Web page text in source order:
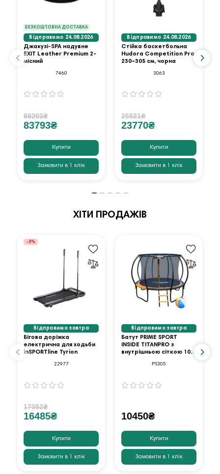
БЕЗКОШТОВНА ДОСТАВКА
Відправимо 24.08.2026
Джакузі-SPA надувне
EXIT Leather Premium 2-
місний
7460
88203₴
83793₴
Купити
Замовити в 1 клік
Відправимо 24.08.2026
Стійка баскетбольна
Hudora Competition Pro
230–305 см, чорна
3063
25021₴
23770₴
Купити
Замовити в 1 клік
ХІТИ ПРОДАЖІВ
-5%
Відправимо завтра
Бігова доріжка
електрична для ходьби
inSPORTline Tyrion
22977
17352₴
16485₴
Купити
Замовити в 1 клік
Відправимо завтра
Батут PRIME SPORT
INSIDE TITANPRO з
внутрішньою сіткою 10
PS305
10450₴
Купити
Замовити в 1 клік